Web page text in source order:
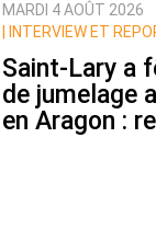
MARDI 4 AOÛT 2026
INTERVIEW ET
Saint-Lary a
de jumelage
en Aragon :